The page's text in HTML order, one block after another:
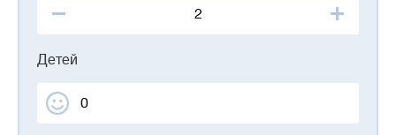
Детей